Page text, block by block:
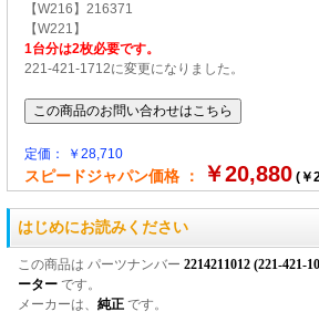
【W216】216371
【W221】
1台分は2枚必要です。
221-421-1712に変更になりました。
定価： ￥28,710
スピードジャパン価格 ： ￥20,880 (￥
はじめにお読みください
この商品は パーツナンバー 2214211012 (221-421-
ーター です。
メーカーは、 純正 です。